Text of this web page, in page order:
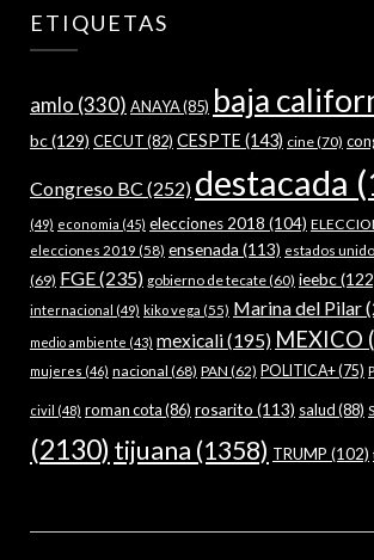
ETIQUETAS
amlo (330) ANAYA(85) baja
bc(129) CECUT(82) CESPTE (143) cine(70)
Congreso BC (252) destacada
(49) economia (45) elecciones 2018 (104)
elecciones 2019 (58) ensenada (113) estados
(69) FGE(235) gobierno de tecate(60) ieebc
internacional (49) kiko vega (55) Marina del Pilar
medio ambiente (43) mexicali(195) MEXICO
mujeres (46) nacional (68) PAN (62) POLITICA+(75)
civil (48) roman cota(86) rosarito (113) salud(88)
(2130) tijuana (1358) TRUMP (102)